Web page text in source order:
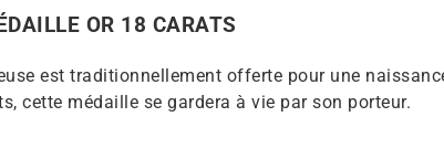
OR 18 CARATS
est traditionnellement offerte pour une
cette médaille se gardera à vie par son porteur.